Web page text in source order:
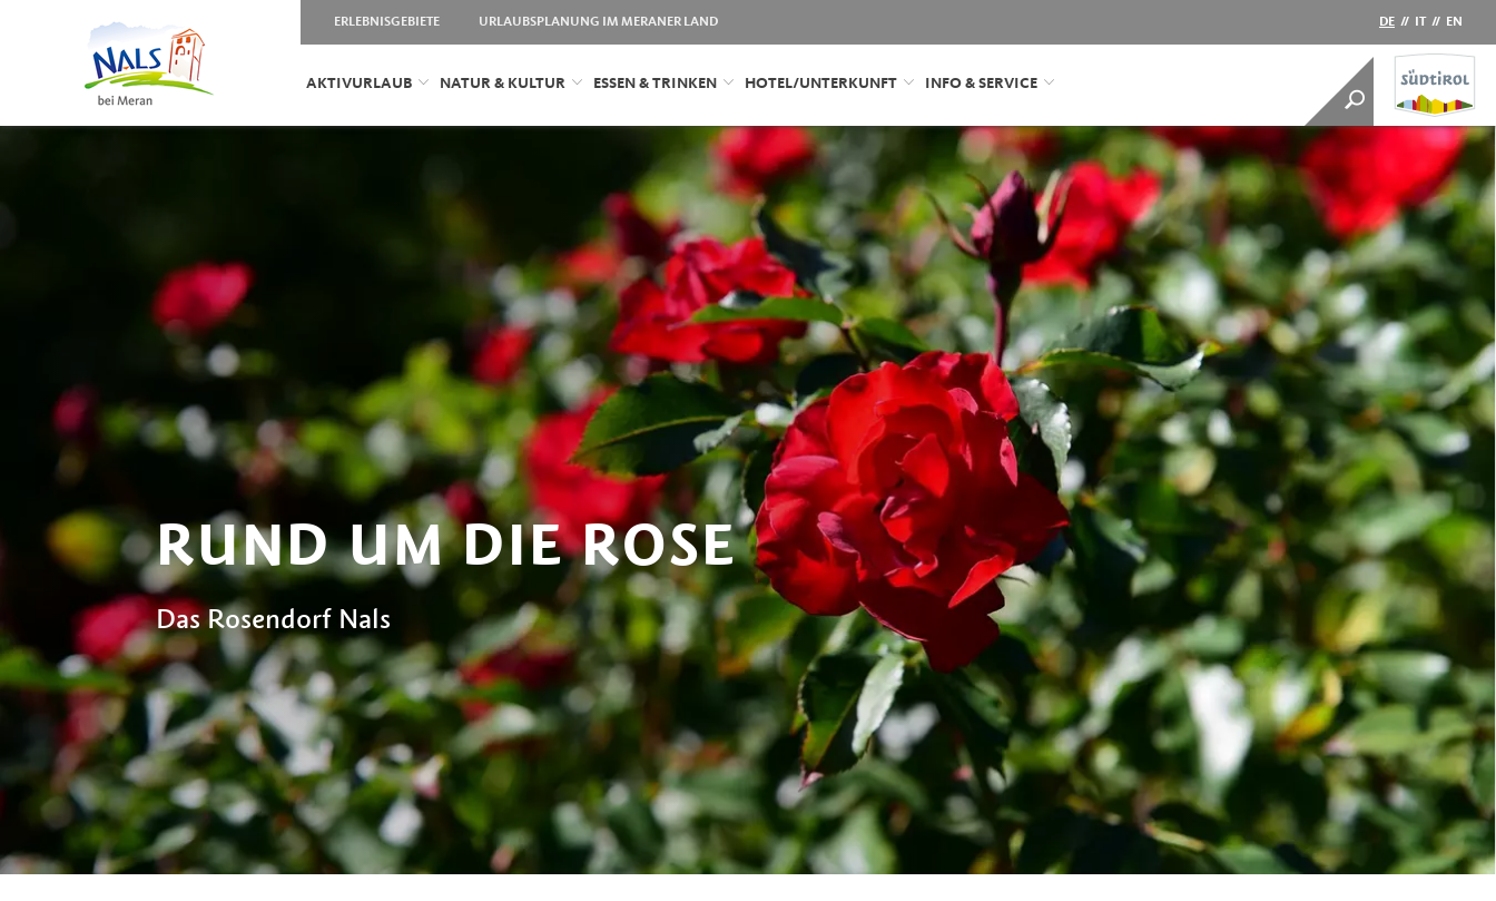
ERLEBNISGEBIETE URLAUBSPLANUNG IM MERANER LAND DE // IT // EN
AKTIVURLAUB NATUR & KULTUR ESSEN & TRINKEN HOTEL/UNTERKUNFT INFO & SERVICE
RUND UM DIE ROSE
Das Rosendorf Nals